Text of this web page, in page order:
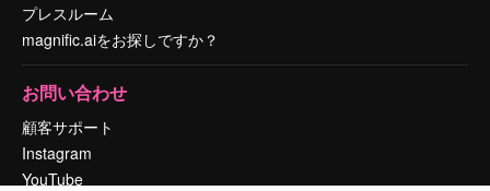
プレスルーム
magnific.aiをお探しですか？
お問い合わせ
顧客サポート
Instagram
YouTube